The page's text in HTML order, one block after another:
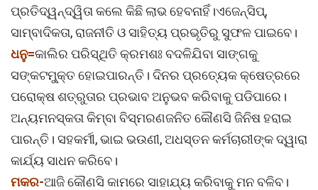
ପ୍ରତିଦ୍ୱନ୍ଦ୍ୱିତା କଲେ କିଛି ଲାଭ ହେବନାହିଁ।ଏଜେନ୍ସିପ୍‌,
ସାମ୍ବାଦିକତା, ରାଜନୀତି ଓ ସାହିତ୍ୟ ପ୍ରଭୃତିରୁ ସୁଫଳ ପାଇବେ।
ଧନୁ=କାଲିର ପରିସ୍ଥିତି କ୍ରମଶଃ ବଦଳିଯିବା ସାଙ୍ଗକୁ
ସଙ୍କଟମୁ୍‌କ୍ତ ହୋଇପାରନ୍ତି। ଦିନର ପ୍ରତ୍ୟେକ କ୍ଷେତ୍ରରେ
ପରୋକ୍ଷ ଶତ୍ରୁତାର ପ୍ରଭାବ ଅନୁଭବ କରିବାକୁ ପଡିପାରେ।
ଅନ୍ୟମନସ୍କତା କିମ୍ବା ବିସ୍ମରଣଜନିତ କୌଣସି ଜିନିଷ ହରାଇ
ପାରନ୍ତି। ସହକର୍ମୀ, ଭାଇ ଭଉଣୀ, ଅଧସ୍ତନ କର୍ମଚାରୀଙ୍କ ଦ୍ୱାରା
କାର୍ଯ୍ୟ ସାଧନ କରିବେ।
ମକର-ଆଜି କୌଣସି କାମରେ ସାହାଯ୍ୟ କରିବାକୁ ମନ ବଳିବ।